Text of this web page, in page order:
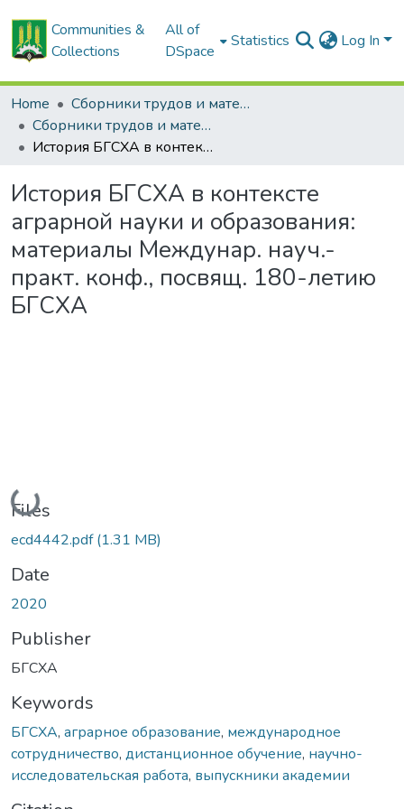
Communities &
Collections
All of
DSpace
Statistics Log In
Home
Сборники трудов и материалов конференций
Сборники трудов и материалы конференций
История БГСХА в контексте аграрной науки и образования: материалы Междунар. науч.-практ. конф., посвящ. 180-летию БГСХА
История БГСХА в контексте
аграрной науки и образования:
материалы Междунар. науч.-
практ. конф., посвящ. 180-летию
БГСХА
Loading...
Files
ecd4442.pdf(1.31 MB)
Date
2020
Publisher
БГСХА
Keywords
БГСХА, аграрное образование, международное
сотрудничество, дистанционное обучение, научно-
исследовательская работа, выпускники академии